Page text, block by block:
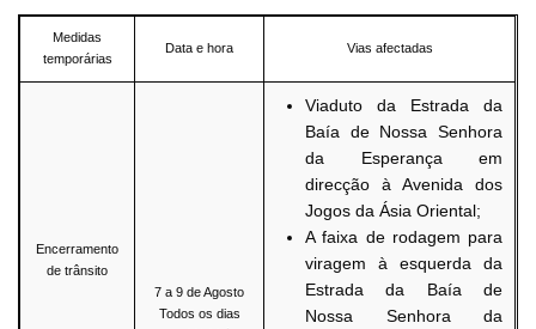
Medidas
temporárias
Data e hora Vias afectadas
Encerramento
de trânsito
7 a 9 de Agosto
Todos os dias
Viaduto da Estrada da
Baía de Nossa Senhora
da Esperança em
direcção à Avenida dos
Jogos da Ásia Oriental;
A faixa de rodagem para
viragem à esquerda da
Estrada da Baía de
Nossa Senhora da